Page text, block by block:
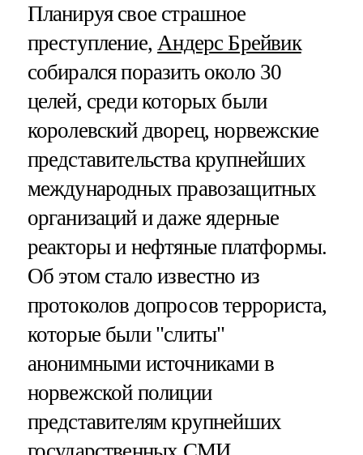
Планируя свое страшное
преступление, Андерс Брейвик
собирался поразить около 30
целей, среди которых были
королевский дворец, норвежские
представительства крупнейших
международных правозащитных
организаций и даже ядерные
реакторы и нефтяные платформы.
Об этом стало известно из
протоколов допросов террориста,
которые были "слиты"
анонимными источниками в
норвежской полиции
представителям крупнейших